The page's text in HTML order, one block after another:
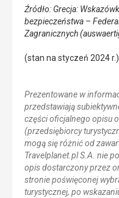
Źródło: Grecja:
bezpieczeństwa –
Zagranicznych
(stan na styczeń 2024 r.)
Prezentowane w
przedstawiają
części oficjalnego opisu
(przedsiębiorcy
mogą się różnić od
Travelplanet.pl S.A. nie
opis dostarczony przez
stronie poświęconej
turystycznej, po